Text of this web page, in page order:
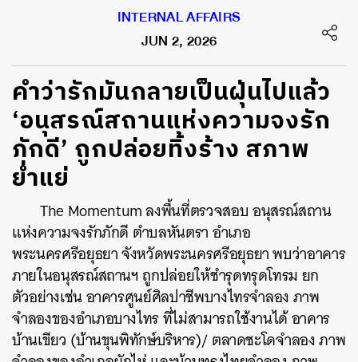
INTERNAL AFFAIRS
JUN 2, 2026
คำว่ารักมันกลายเป็นฝุ่นไปแล้ว
‘อนุสรณ์สถานแห่งความจงรัก
ภักดี’ ถูกปล่อยทิ้งร้าง สภาพ
ย่ำแย่
The Momentum ลงพื้นที่ตรวจสอบ อนุสรณ์สถาน
แห่งความจงรักภักดี ตำบลหันตราอำเภอ
พระนครศรีอยุธยาจังหวัดพระนครศรีอยุธยา พบว่าอาคาร
ภายในอนุสรณ์สถานฯ ถูกปล่อยให้ชำรุดทรุดโทรม ยก
ตัวอย่างเช่น อาคารศูนย์ศิลปาชีพบางไทรจำลอง ภาพ
จำลองของอำเภอบางไทร ที่ไม่สามารถใช้งานได้ อาคาร
บ้านเขียว (บ้านขุนพิทักษ์บริหาร)/ ตลาดชะโดจำลอง ภาพ